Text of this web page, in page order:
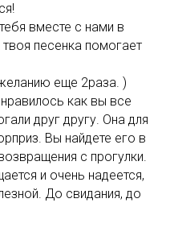
вместе с нами в
песенка помогает
еще 2раза. )
как вы все
друг другу. Она для
Вы найдете его в
с прогулки.
и очень надеется,
До свидания, до